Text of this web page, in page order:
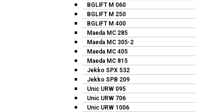
BGLIFT M 060
BGLIFT M 250
BGLIFT M 400
Maeda MC 285
Maeda MC 305-2
Maeda MC 405
Maeda MC 815
Jekko SPX 532
Jekko SPB 209
Unic URW 095
Unic URW 706
Unic URW 1006